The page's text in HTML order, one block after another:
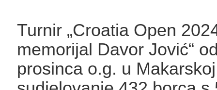
Turnir „Croatia Open
memorijal Davor Jović“
prosinca o.g. u